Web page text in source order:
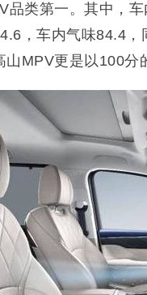
品类第一。其中，
，车内气味84.4
山MPV更是以100分